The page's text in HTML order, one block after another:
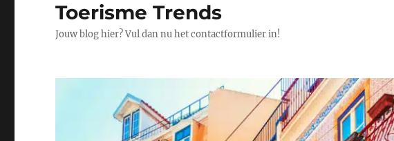
Toerisme Trends
Jouw blog hier? Vul dan nu het contactformulier in!